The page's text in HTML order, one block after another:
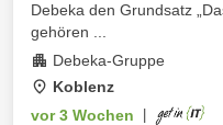
Debeka den Grundsatz
gehören ...
Debeka-Gruppe
Koblenz
vor 3 Wochen